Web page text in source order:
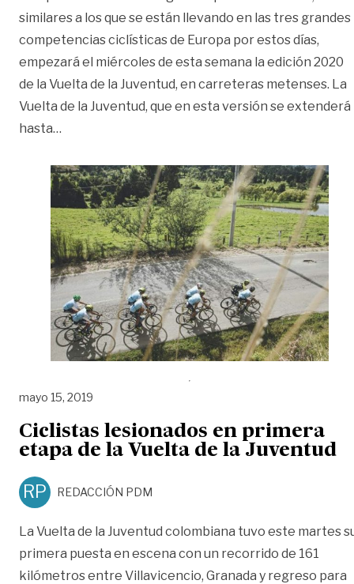
similares a los que se están llevando en las tres grandes
competencias ciclísticas de Europa por estos días,
empezará el miércoles de esta semana la edición 2020
de la Vuelta de la Juventud, en carreteras metenses. La
Vuelta de la Juventud, que en esta versión se extenderá
hasta…
mayo 15, 2019
Ciclistas lesionados en primera
etapa de la Vuelta de la Juventud
RP REDACCIÓN PDM
La Vuelta de la Juventud colombiana tuvo este martes
primera puesta en escena con un recorrido de 161
kilómetros entre Villavicencio, Granada y regreso para